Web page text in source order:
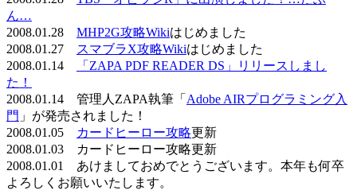
ん…
2008.01.28 MHP2G攻略Wikiはじめました
2008.01.27
スマブラX攻略Wikiはじめました
2008.01.14
「ZAPA PDF READER DS」リリースしまし
た！
2008.01.14 管理人ZAPA執筆「 Adobe AIRプログラミング入
門 」が発売されました！
2008.01.05
カードヒーロー攻略更新
2008.01.03 カードヒーロー攻略更新
2008.01.01 あけましておめでとうございます。本年も何卒
よろしくお願いいたします。